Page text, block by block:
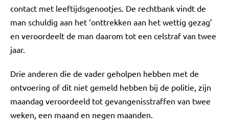
contact met leeftijdsgenootjes. De rechtbank vindt de
man schuldig aan het ‘onttrekken aan het wettig gezag’
en veroordeelt de man daarom tot een celstraf van twee
jaar.
Drie anderen die de vader geholpen hebben met de
ontvoering of dit niet gemeld hebben bij de politie, zijn
maandag veroordeeld tot gevangenisstraffen van twee
weken, een maand en negen maanden.